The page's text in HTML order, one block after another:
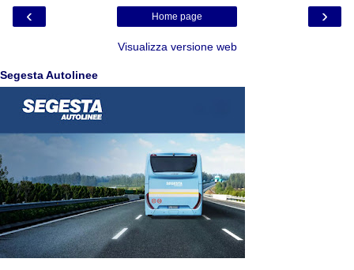
‹ ›
Home page
Visualizza versione web
Segesta Autolinee